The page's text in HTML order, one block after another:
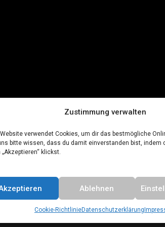
Zustimmung verwalten
verwendet Cookies, um dir das bestmögliche
bitte wissen, dass du damit einverstanden bist, indem
„Akzeptieren“ klickst.
Ablehnen
Cookie-RichtlinieDatenschutzerklärung